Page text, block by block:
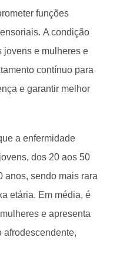
funções
A condição
jovens e mulheres e
contínuo para
e garantir melhor
a enfermidade
dos 20 aos 50
anos, sendo mais rara
etária. Em média, é
e apresenta
afrodescendente,